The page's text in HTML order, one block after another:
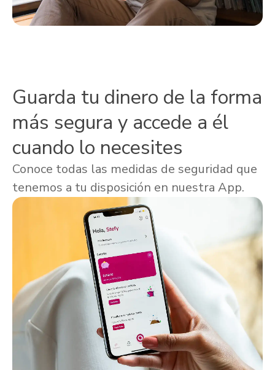
Guarda tu dinero de la forma
más segura y accede a él
cuando lo necesites
Conoce todas las medidas de seguridad que
tenemos a tu disposición en nuestra App.